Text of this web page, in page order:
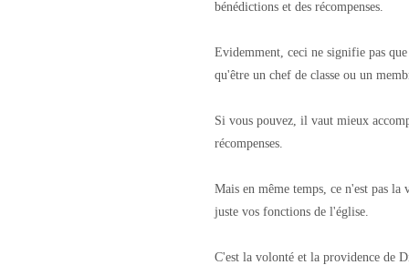
bénédictions et des récompenses.
Evidemment, ceci ne signifie pas
qu'être un chef de classe ou un
Si vous pouvez, il vaut mieux
récompenses.
Mais en même temps, ce n'est pas
juste vos fonctions de l'église.
C'est la volonté et la providence de